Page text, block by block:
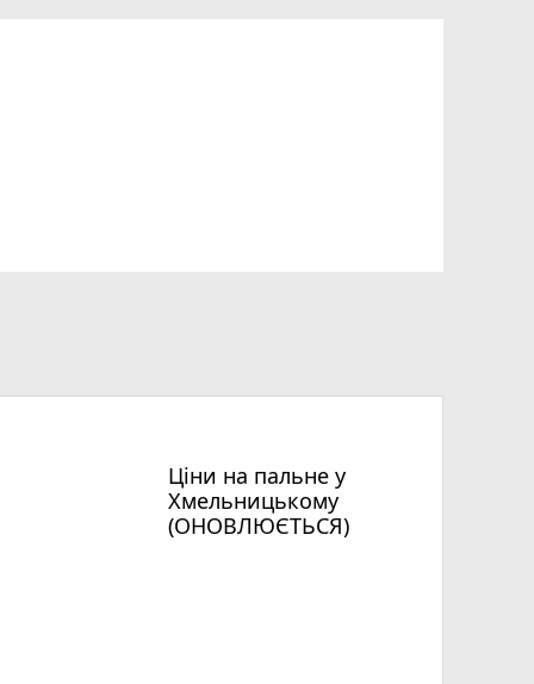
Ціни на пальне у
Хмельницькому
(ОНОВЛЮЄТЬСЯ)